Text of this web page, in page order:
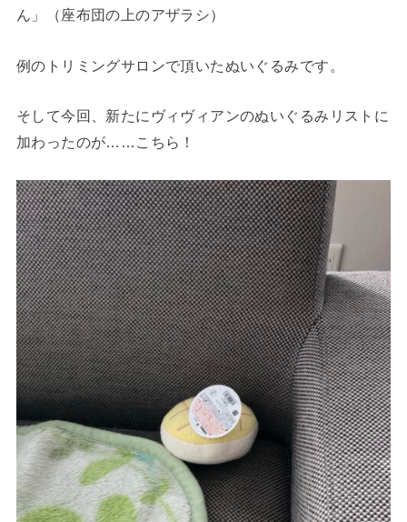
ん」（座布団の上のアザラシ）
例のトリミングサロンで頂いたぬいぐるみです。
そして今回、新たにヴィヴィアンのぬいぐるみリストに
加わったのが……こちら！